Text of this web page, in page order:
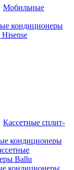
Мобильные
кондиционеры
Кассетные сплит-
кондиционеры
Ballu
кондиционеры